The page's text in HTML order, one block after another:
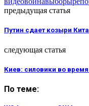
предыдущая статья
Путин сдает козыри
следующая статья
Киев: силовики во
По теме: